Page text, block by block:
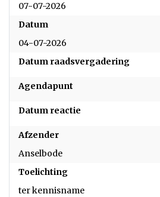
07-07-2026
Datum
04-07-2026
Datum raadsvergadering
Agendapunt
Datum reactie
Afzender
Anselbode
Toelichting
ter kennisname